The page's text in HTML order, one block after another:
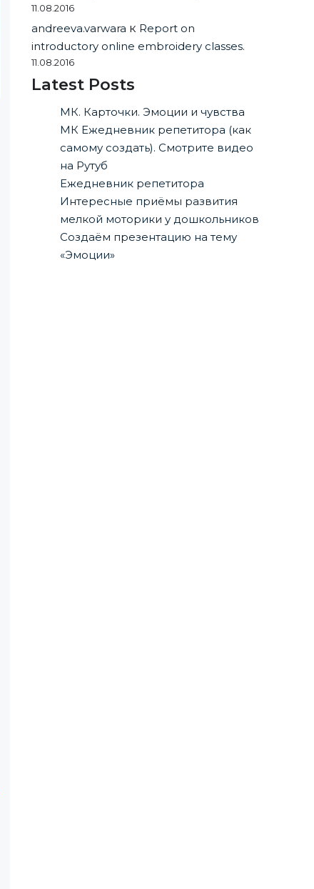
11.08.2016
andreeva.varwara к Report on
introductory online embroidery classes.
11.08.2016
Latest Posts
МК. Карточки. Эмоции и чувства
МК Ежедневник репетитора (как
самому создать). Смотрите видео
на Рутуб
Ежедневник репетитора
Интересные приёмы развития
мелкой моторики у дошкольников
Создаём презентацию на тему
«Эмоции»